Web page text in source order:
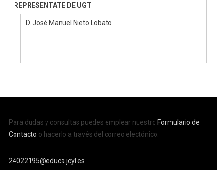
REPRESENTATE DE UGT
D. José Manuel Nieto Lobato
Para dudas y consultas puedes emplear nuestro Formulario de
Contacto o hacerlo a través del correo electónico:
24022195@educa.jcyl.es